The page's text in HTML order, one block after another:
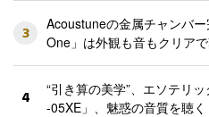
3
Acoustuneの金属チャンバ
One」は外観も音もクリアで
4
“引き算の美学”、エソテリ
-05XE」、魅惑の音質を聴く